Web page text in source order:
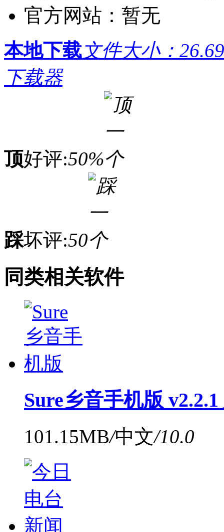
官方网站： 暂无
本地下载文件大小：
下载器
顶好评:50%
踩坏评:50
同类相关软件
Sure乡音手机版
101.15MB/中文/10.0